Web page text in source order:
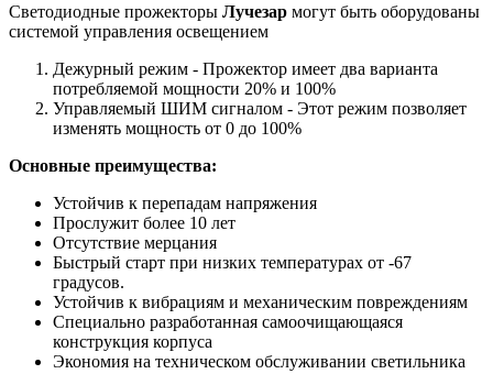
Светодиодные прожекторы Лучезар могут быть оборудованы
системой управления освещением
Дежурный режим - Прожектор имеет два варианта
потребляемой мощности 20% и 100%
Управляемый ШИМ сигналом - Этот режим позволяет
изменять мощность от 0 до 100%
Основные преимущества:
Устойчив к перепадам напряжения
Прослужит более 10 лет
Отсутствие мерцания
Быстрый старт при низких температурах от -67
градусов.
Устойчив к вибрациям и механическим повреждениям
Специально разработанная самоочищающаяся
конструкция корпуса
Экономия на техническом обслуживании светильника